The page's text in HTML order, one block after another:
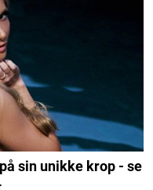
sin unikke krop - se